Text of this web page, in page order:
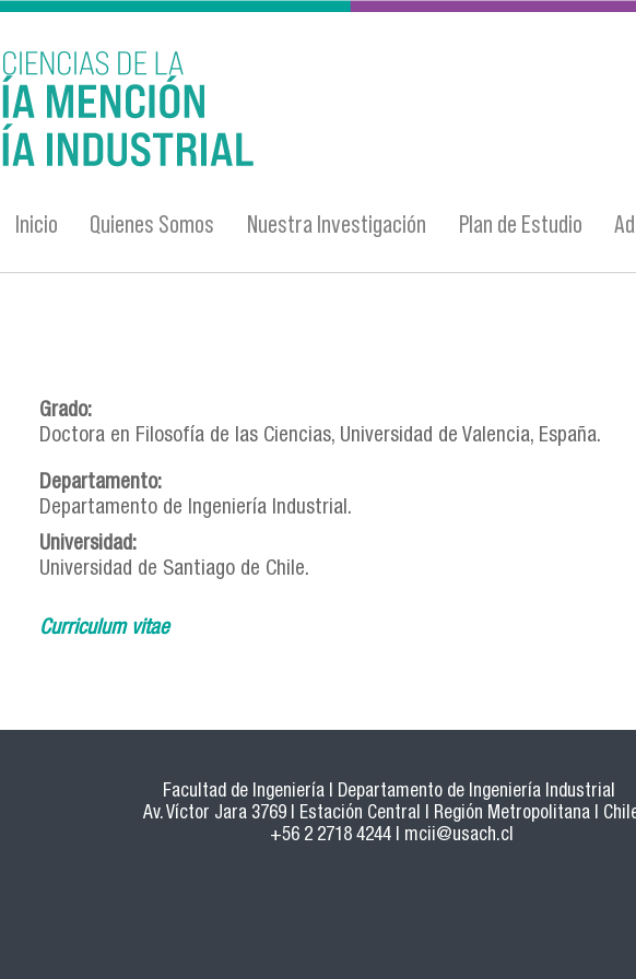
Inicio Quienes Somos Nuestra Investigación Plan de Estudio
Grado:
Doctora en Filosofía de las Ciencias, Universidad de Valencia, España.
Departamento:
Departamento de Ingeniería Industrial.
Universidad:
Universidad de Santiago de Chile.
Curriculum vitae
Facultad de Ingeniería | Departamento de Ingeniería Industrial
Av. Víctor Jara 3769 | Estación Central | Región Metropolitana |
+56 2 2718 4244 | mcii@usach.cl